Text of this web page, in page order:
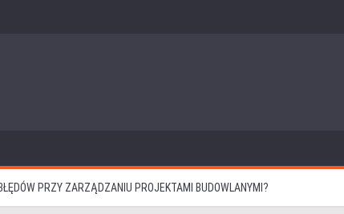
PRZY ZARZĄDZANIU PROJEKTAMI BUDOWLANYMI?